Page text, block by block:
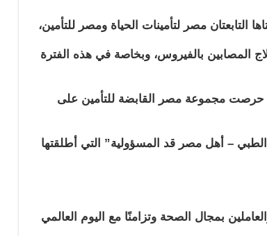
مصر لتأمينات الحياة ومصر للتأمين،
بالفيروس، وبخاصة في هذه الفترة
مجموعة مصر القابضة للتأمين على
الطبي – أهل مصر قد المسؤولية” التي أطلقتها
بمجال الصحة وتزامنًا مع اليوم العالمي